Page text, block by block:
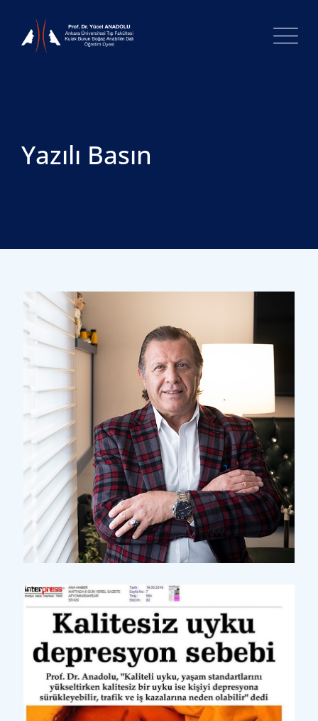
content
Yazılı Basın
Yazılı Basın
Koku, Aşk ve Cinsellik